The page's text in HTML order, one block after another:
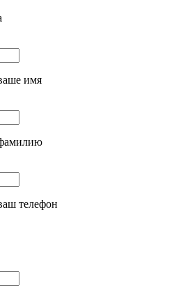
имя
телефон